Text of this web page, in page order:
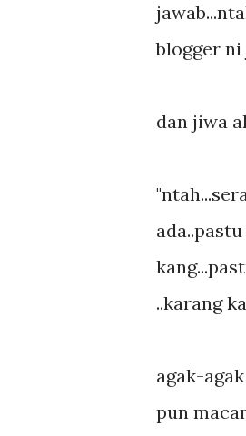
blogger ni
dan jiwa
..karang
agak-
pun